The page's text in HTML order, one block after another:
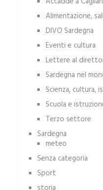
Alimentazione,
DIVO Sardegna
Eventi e cultura
Lettere al
Sardegna nel
Scienza, cultura,
Scuola e
Terzo settore
Sardegna
meteo
Senza categoria
Sport